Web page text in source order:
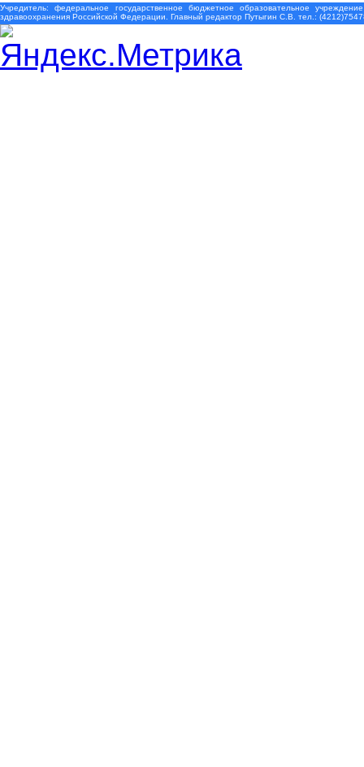
Учредитель: федеральное государственное бюджетное образовательное
здравоохранения Российской Федерации. Главный редактор Путыгин С.В. тел.: